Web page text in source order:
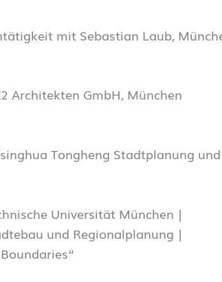
mit Sebastian Laub,
Architekten GmbH, München
Tongheng Stadtplanung
Universität München |
und Regionalplanung |